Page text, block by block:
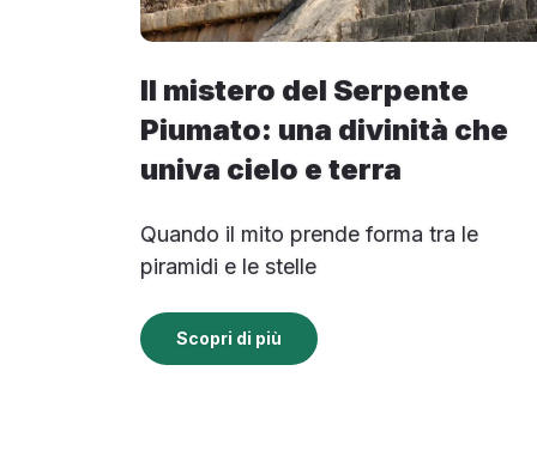
Il mistero del Serpente
Piumato: una divinità che
univa cielo e terra
Quando il mito prende forma tra le
piramidi e le stelle
Scopri di più